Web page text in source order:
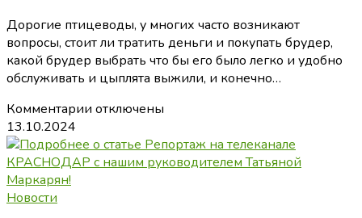
Дорогие птицеводы, у многих часто возникают
вопросы, стоит ли тратить деньги и покупать брудер,
какой брудер выбрать что бы его было легко и удобно
обслуживать и цыплята выжили, и конечно…
Комментарии к
🐤
🐥
отключены
13.10.2024
Новости